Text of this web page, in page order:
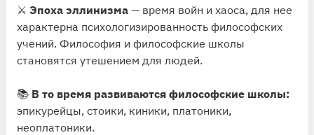
⚔️ Эпоха эллинизма — время войн и хаоса, для нее
характерна психологизированность философских
учений. Философия и философские школы
становятся утешением для людей.
📚 В то время развиваются философские школы:
эпикурейцы, стоики, киники, платоники,
неоплатоники.